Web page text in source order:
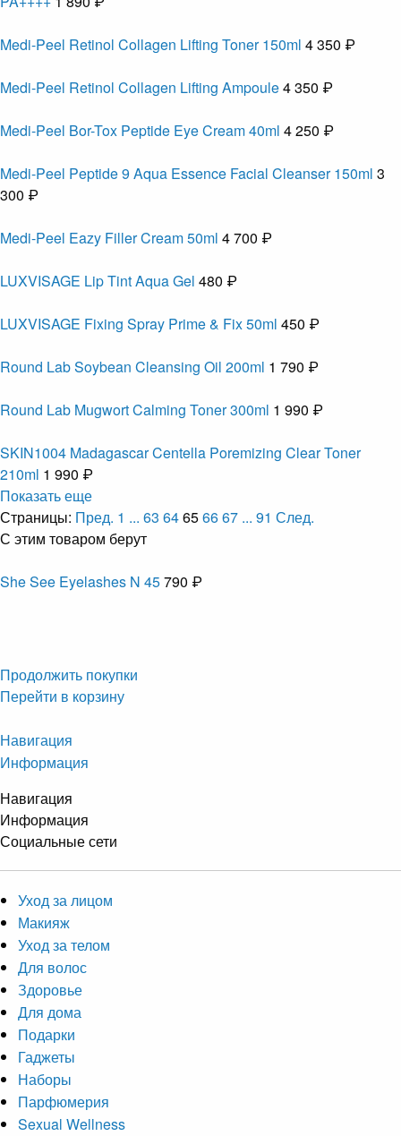
Medi-Peel Retinol Collagen Lifting Toner 150ml 4 350 ₽
Medi-Peel Retinol Collagen Lifting Ampoule4 350 ₽
Medi-Peel Bor-Tox Peptide Eye Cream 40ml 4 250 ₽
Medi-Peel Peptide 9 Aqua Essence Facial Cleanser 150ml 3
300 ₽
Medi-Peel Eazy Filler Cream 50ml 4 700 ₽
LUXVISAGE Lip Tint Aqua Gel 480 ₽
LUXVISAGE Fixing Spray Prime & Fix 50ml 450 ₽
Round Lab Soybean Cleansing Oil 200ml 1 790 ₽
Round Lab Mugwort Calming Toner 300ml 1 990 ₽
SKIN1004 Madagascar Centella Poremizing Clear Toner
210ml 1 990 ₽
Показать еще
Страницы: Пред. 1 ... 63 64656667 ... 91 След.
С этим товаром берут
She See Eyelashes N 45790 ₽
Продолжить покупки
Перейти в корзину
Навигация
Информация
Навигация
Информация
Социальные сети
Уход за лицом
Макияж
Уход за телом
Для волос
Здоровье
Для дома
Подарки
Гаджеты
Наборы
Парфюмерия
Sexual Wellness